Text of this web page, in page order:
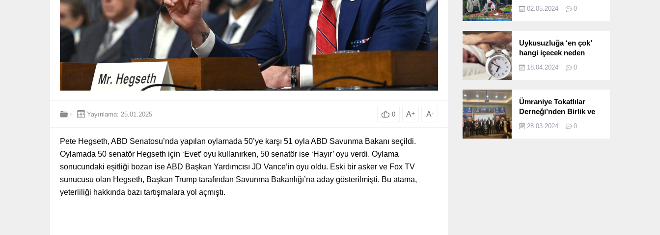
Yayınlama: 25.01.2025 0 A+ A-
Pete Hegseth, ABD Senatosu’nda yapılan oylamada 50’ye karşı 51 oyla ABD Savunma Bakanı seçildi.
Oylamada 50 senatör Hegseth için ‘Evet’ oyu kullanırken, 50 senatör ise ‘Hayır’ oyu verdi. Oylama
sonucundaki eşitliği bozan ise ABD Başkan Yardımcısı JD Vance’in oyu oldu. Eski bir asker ve Fox TV
sunucusu olan Hegseth, Başkan Trump tarafından Savunma Bakanlığı’na aday gösterilmişti. Bu atama,
yeterliliği hakkında bazı tartışmalara yol açmıştı.
02.05.2024 0
Uykusuzluğa ‘en çok’
hangi içecek neden
18.04.2024 0
Ümraniye Tokatlılar
Derneği’nden Birlik ve
Programı
28.03.2024 0